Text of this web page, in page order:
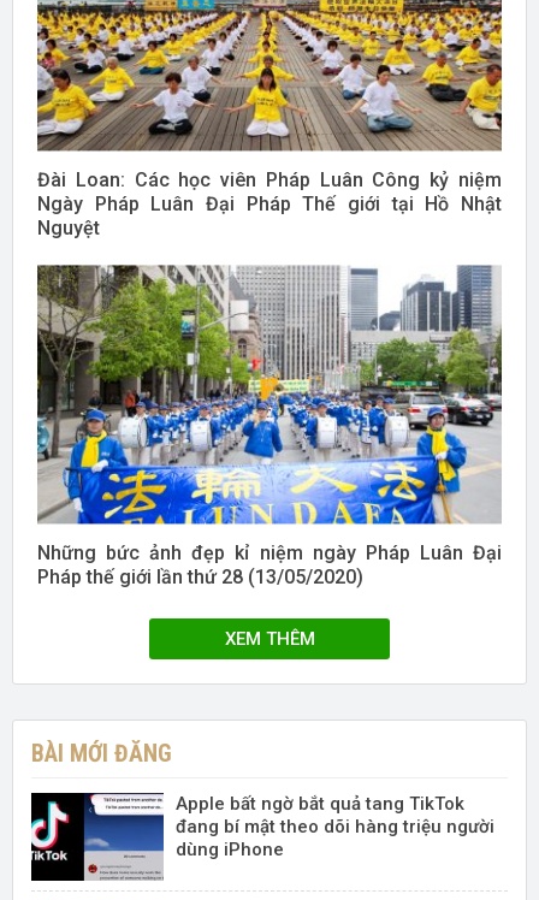
Đài Loan: Các học viên Pháp Luân Công kỷ niệm
Ngày Pháp Luân Đại Pháp Thế giới tại Hồ Nhật
Nguyệt
Những bức ảnh đẹp kỉ niệm ngày Pháp Luân Đại
Pháp thế giới lần thứ 28 (13/05/2020)
XEM THÊM
BÀI MỚI ĐĂNG
Apple bất ngờ bắt quả tang TikTok
đang bí mật theo dõi hàng triệu người
dùng iPhone